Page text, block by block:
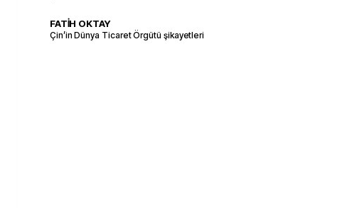
FATİH OKTAY
Çin’in Dünya Ticaret Örgütü şikayetleri